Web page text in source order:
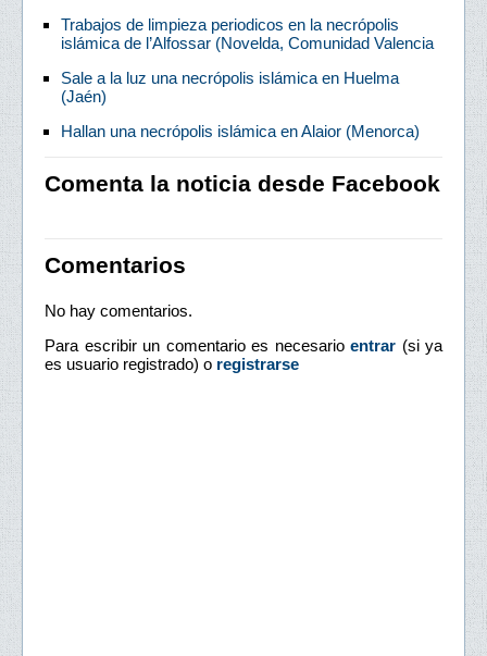
Trabajos de limpieza periodicos en la necrópolis
islámica de l’Alfossar (Novelda, Comunidad Valencia
Sale a la luz una necrópolis islámica en Huelma
(Jaén)
Hallan una necrópolis islámica en Alaior (Menorca)
Comenta la noticia desde Facebook
Comentarios
No hay comentarios.
Para escribir un comentario es necesario entrar (si ya
es usuario registrado) o registrarse